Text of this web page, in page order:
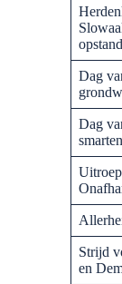
opstand
Dag
Dag
Strijd
en